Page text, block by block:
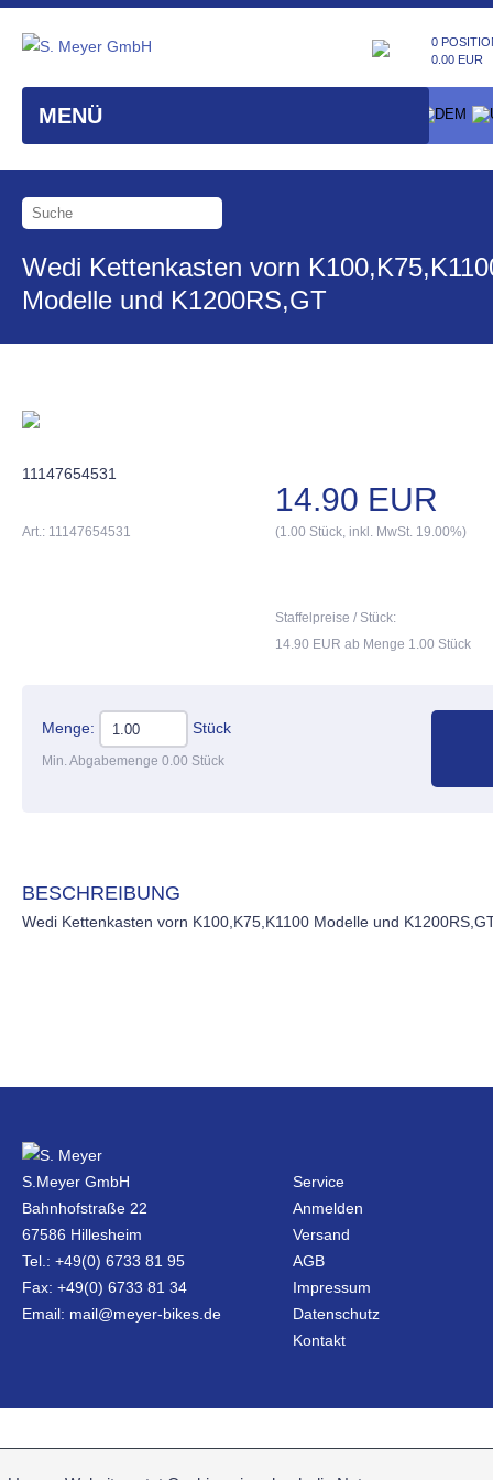
MENÜ
0
0.00 EUR
Wedi Kettenkasten vorn
Modelle und K1200RS,GT
11147654531
14.90 EUR
Art.: 11147654531 (1.00 Stück, inkl. MwSt. 19.00%)
Staffelpreise / Stück:
14.90 EUR ab Menge 1.00 Stück
Menge: Stück
Min. Abgabemenge 0.00 Stück
BESCHREIBUNG
Wedi Kettenkasten vorn K100,K75,K1100 Modelle und
S.Meyer GmbH
Bahnhofstraße 22
67586 Hillesheim
Tel.: +49(0) 6733 81 95
Fax: +49(0) 6733 81 34
Email: mail@meyer-bikes.de
Service
Anmelden
Versand
AGB
Impressum
Datenschutz
Kontakt